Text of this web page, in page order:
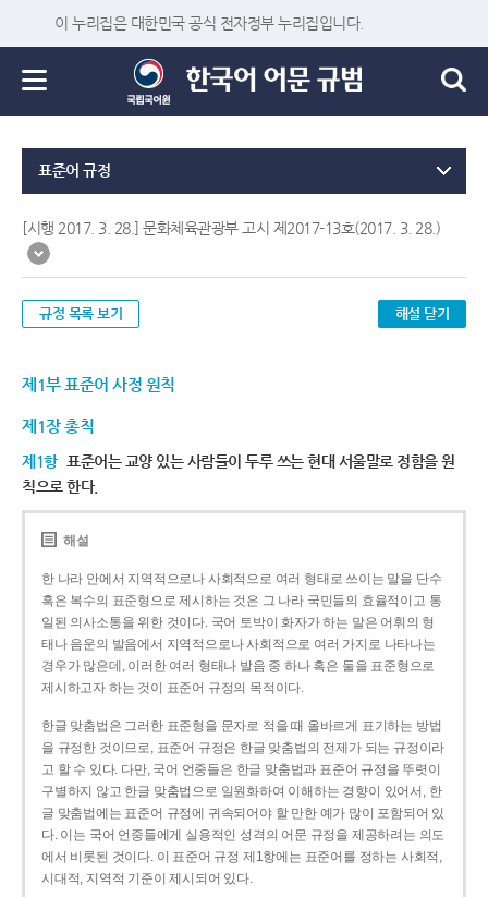
이 누리집은 대한민국 공식 전자정부 누리집입니다.
표준어 규정
[시행 2017. 3. 28.] 문화체육관광부 고시 제2017-13호(2017. 3. 28.)
규정 목록 보기 해설 닫기
제1부 표준어 사정 원칙
제1장 총칙
제1항 표준어는 교양 있는 사람들이 두루 쓰는 현대 서울말로 정함을 원
칙으로 한다.
해설
한 나라 안에서 지역적으로나 사회적으로 여러 형태로 쓰이는 말을 단수
혹은 복수의 표준형으로 제시하는 것은 그 나라 국민들의 효율적이고 통
일된 의사소통을 위한 것이다. 국어 토박이 화자가 하는 말은 어휘의 형
태나 음운의 발음에서 지역적으로나 사회적으로 여러 가지로 나타나는
경우가 많은데, 이러한 여러 형태나 발음 중 하나 혹은 둘을 표준형으로
제시하고자 하는 것이 표준어 규정의 목적이다.
한글 맞춤법은 그러한 표준형을 문자로 적을 때 올바르게 표기하는 방법
을 규정한 것이므로, 표준어 규정은 한글 맞춤법의 전제가 되는 규정이라
고 할 수 있다. 다만, 국어 언중들은 한글 맞춤법과 표준어 규정을 뚜렷이
구별하지 않고 한글 맞춤법으로 일원화하여 이해하는 경향이 있어서, 한
글 맞춤법에는 표준어 규정에 귀속되어야 할 만한 예가 많이 포함되어 있
다. 이는 국어 언중들에게 실용적인 성격의 어문 규정을 제공하려는 의도
에서 비롯된 것이다. 이 표준어 규정 제1항에는 표준어를 정하는 사회적,
시대적, 지역적 기준이 제시되어 있다.